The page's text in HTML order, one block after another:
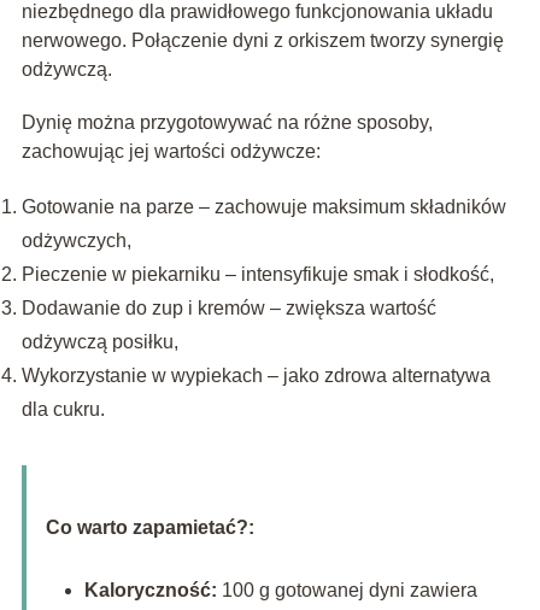
niezbędnego dla prawidłowego funkcjonowania układu
nerwowego. Połączenie dyni z orkiszem tworzy synergię
odżywczą.
Dynię można przygotowywać na różne sposoby,
zachowując jej wartości odżywcze:
Gotowanie na parze – zachowuje maksimum składników
odżywczych,
Pieczenie w piekarniku – intensyfikuje smak i słodkość,
Dodawanie do zup i kremów – zwiększa wartość
odżywczą posiłku,
Wykorzystanie w wypiekach – jako zdrowa alternatywa
dla cukru.
Co warto zapamietać?:
Kaloryczność: 100 g gotowanej dyni zawiera